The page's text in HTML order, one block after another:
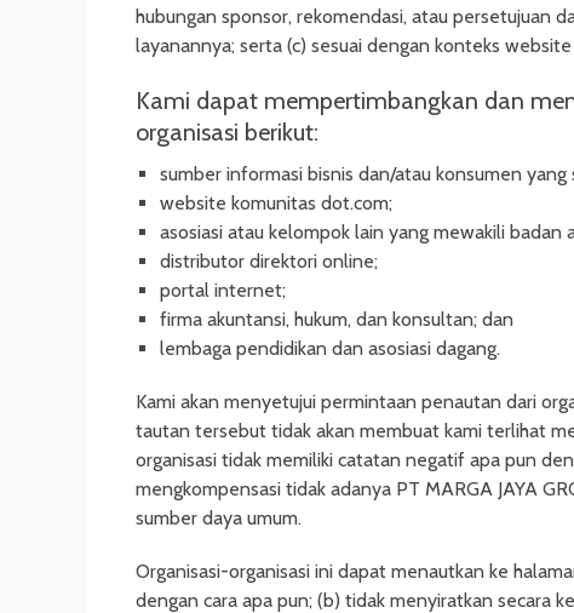
hubungan sponsor, rekomendasi, atau persetujuan
layanannya; serta (c) sesuai dengan konteks
Kami dapat mempertimbangkan dan
organisasi berikut:
sumber informasi bisnis dan/atau konsumen yang
website komunitas dot.com;
asosiasi atau kelompok lain yang mewakili badan
distributor direktori online;
portal internet;
firma akuntansi, hukum, dan konsultan; dan
lembaga pendidikan dan asosiasi dagang.
Kami akan menyetujui permintaan penautan dari
tautan tersebut tidak akan membuat kami terlihat
organisasi tidak memiliki catatan negatif apa pun
mengkompensasi tidak adanya PT MARGA JAYA
sumber daya umum.
Organisasi-organisasi ini dapat menautkan ke
dengan cara apa pun; (b) tidak menyiratkan secara